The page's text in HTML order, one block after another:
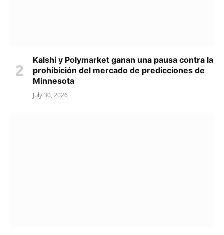
Kalshi y Polymarket ganan una pausa contra la
prohibición del mercado de predicciones de
Minnesota
July 30, 2026